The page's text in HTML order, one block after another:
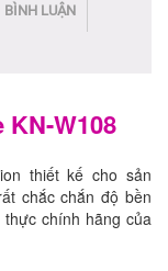
BÌNH LUẬN
W108
thiết kế cho sản
chắc chắn độ bền
chính hãng của